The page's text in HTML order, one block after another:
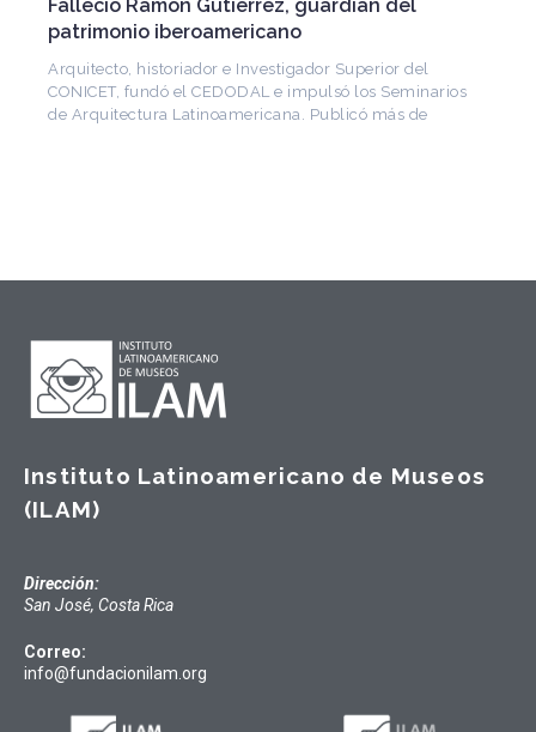
Falleció Ramón Gutiérrez, guardián del
patrimonio iberoamericano
Arquitecto, historiador e Investigador Superior del
CONICET, fundó el CEDODAL e impulsó los Seminarios
de Arquitectura Latinoamericana. Publicó más de
Instituto Latinoamericano de Museos
(ILAM)
Dirección:
San José, Costa Rica
Correo:
info@fundacionilam.org